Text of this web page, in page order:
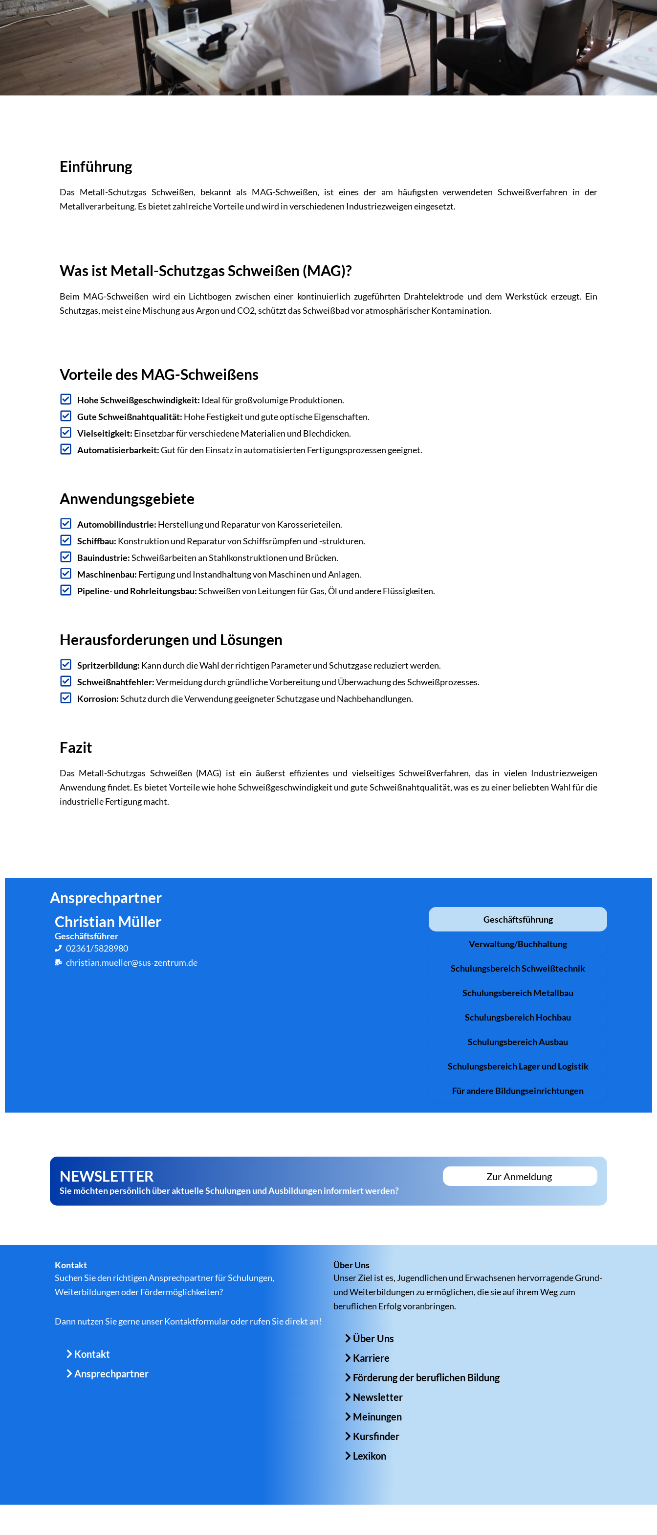
Einführung
Das Metall-Schutzgas Schweißen, bekannt als MAG-Schweißen, ist eines der am häufigsten verwendeten Schweißverfahren in der
Metallverarbeitung. Es bietet zahlreiche Vorteile und wird in verschiedenen Industriezweigen eingesetzt.
Was ist Metall-Schutzgas Schweißen (MAG)?
Beim MAG-Schweißen wird ein Lichtbogen zwischen einer kontinuierlich zugeführten Drahtelektrode und dem Werkstück erzeugt. Ein
Schutzgas, meist eine Mischung aus Argon und CO2, schützt das Schweißbad vor atmosphärischer Kontamination.
Vorteile des MAG-Schweißens
Hohe Schweißgeschwindigkeit: Ideal für großvolumige Produktionen.
Gute Schweißnahtqualität: Hohe Festigkeit und gute optische Eigenschaften.
Vielseitigkeit: Einsetzbar für verschiedene Materialien und Blechdicken.
Automatisierbarkeit:Gut für den Einsatz in automatisierten Fertigungsprozessen geeignet.
Anwendungsgebiete
Automobilindustrie: Herstellung und Reparatur von Karosserieteilen.
Schiffbau: Konstruktion und Reparatur von Schiffsrümpfen und -strukturen.
Bauindustrie:Schweißarbeiten an Stahlkonstruktionen und Brücken.
Maschinenbau: Fertigung und Instandhaltung von Maschinen und Anlagen.
Pipeline- und Rohrleitungsbau:Schweißen von Leitungen für Gas, Öl und andere Flüssigkeiten.
Herausforderungen und Lösungen
Spritzerbildung: Kann durch die Wahl der richtigen Parameter und Schutzgase reduziert werden.
Schweißnahtfehler:Vermeidung durch gründliche Vorbereitung und Überwachung des Schweißprozesses.
Korrosion:Schutz durch die Verwendung geeigneter Schutzgase und Nachbehandlungen.
Fazit
Das Metall-Schutzgas Schweißen (MAG) ist ein äußerst effizientes und vielseitiges Schweißverfahren, das in vielen Industriezweigen
Anwendung findet. Es bietet Vorteile wie hohe Schweißgeschwindigkeit und gute Schweißnahtqualität, was es zu einer beliebten Wahl für die
industrielle Fertigung macht.
Ansprechpartner
Geschäftsführung
Verwaltung/Buchhaltung
Schulungsbereich Schweißtechnik
Schulungsbereich Metallbau
Schulungsbereich Hochbau
Schulungsbereich Ausbau
Schulungsbereich Lager und Logistik
Für andere Bildungseinrichtungen
Christian Müller
Geschäftsführer
02361/5828980
christian.mueller@sus-zentrum.de
NEWSLETTER
Sie möchten persönlich über aktuelle Schulungen und Ausbildungen informiert werden?
Zur Anmeldung
Kontakt
Suchen Sie den richtigen Ansprechpartner für Schulungen,
Weiterbildungen oder Fördermöglichkeiten?
Dann nutzen Sie gerne unser Kontaktformular oder rufen Sie direkt an!
Kontakt
Ansprechpartner
Über Uns
Unser Ziel ist es, Jugendlichen und Erwachsenen hervorragende Grund-
und Weiterbildungen zu ermöglichen, die sie auf ihrem Weg zum
beruflichen Erfolg voranbringen.
Über Uns
Karriere
Förderung der beruflichen Bildung
Newsletter
Meinungen
Kursfinder
Lexikon